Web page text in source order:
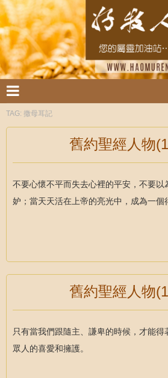
TAG: 撒母耳記
舊約聖經人物
不要心懷不平而失去心裡的平安，不要以
妒；當天天活在上帝的亮光中，成為一個
舊約聖經人物
只有當我們跟隨主、謙卑的時候，才能得
眾人的喜愛和擁護。